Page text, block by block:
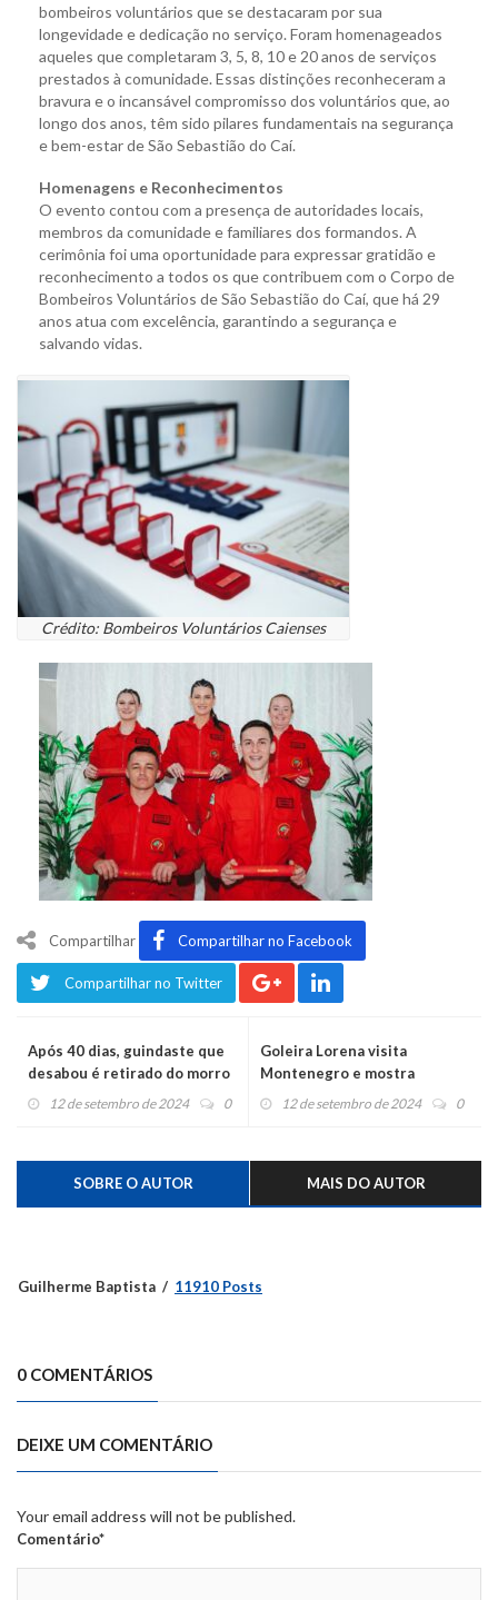
bombeiros voluntários que se destacaram por sua
longevidade e dedicação no serviço. Foram homenageados
aqueles que completaram 3, 5, 8, 10 e 20 anos de serviços
prestados à comunidade. Essas distinções reconheceram a
bravura e o incansável compromisso dos voluntários que, ao
longo dos anos, têm sido pilares fundamentais na segurança
e bem-estar de São Sebastião do Caí.
Homenagens e Reconhecimentos
O evento contou com a presença de autoridades locais,
membros da comunidade e familiares dos formandos. A
cerimônia foi uma oportunidade para expressar gratidão e
reconhecimento a todos os que contribuem com o Corpo de
Bombeiros Voluntários de São Sebastião do Caí, que há 29
anos atua com excelência, garantindo a segurança e
salvando vidas.
Crédito: Bombeiros Voluntários Caienses
Compartilhar Compartilhar no Facebook
Compartilhar no Twitter
Após 40 dias, guindaste que
desabou é retirado do morro
São João
12 de setembro de 2024 0
Goleira Lorena visita
Montenegro e mostra
medalha olímpica da Seleção
12 de setembro de 2024 0
SOBRE O AUTOR MAIS DO AUTOR
Guilherme Baptista 11910 Posts
0 COMENTÁRIOS
DEIXE UM COMENTÁRIO
Your email address will not be published.
Comentário*